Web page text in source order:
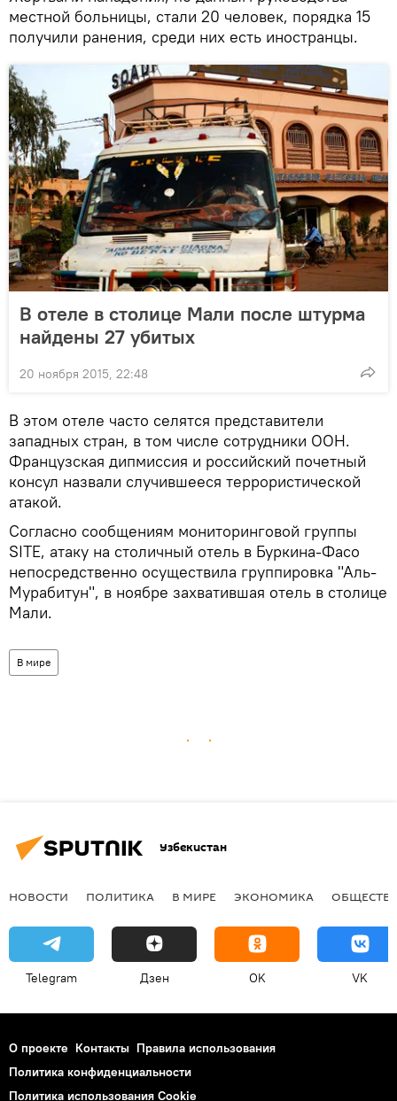
местной больницы, стали 20 человек, порядка 15
получили ранения, среди них есть иностранцы.
В отеле в столице Мали после штурма
найдены 27 убитых
20 ноября 2015, 22:48
В этом отеле часто селятся представители
западных стран, в том числе сотрудники ООН.
Французская дипмиссия и российский почетный
консул назвали случившееся террористической
атакой.
Согласно сообщениям мониторинговой группы
SITE, атаку на столичный отель в Буркина-Фасо
непосредственно осуществила группировка "Аль-
Мурабитун", в ноябре захватившая отель в столице
Мали.
В мире
Узбекистан
НОВОСТИ ПОЛИТИКА В МИРЕ ЭКОНОМИКА
Telegram Дзен OK VK
О проекте Контакты Правила использования
Политика конфиденциальности
Политика использования Cookie